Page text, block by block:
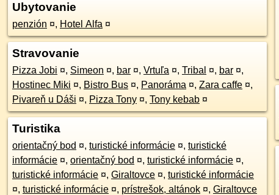
Ubytovanie
penzión ¤, Hotel Alfa ¤
Stravovanie
Pizza Jobi ¤, Simeon ¤, bar ¤, Vrtuľa ¤, Tribal ¤, bar ¤,
Hostinec Miki ¤, Bistro Bus ¤, Panoráma ¤, Zara caffe ¤,
Pivareň u Dáši ¤, Pizza Tony ¤, Tony kebab ¤
Turistika
orientačný bod ¤, turistické informácie ¤, turistické
informácie ¤, orientačný bod ¤, turistické informácie ¤,
turistické informácie ¤, Giraltovce ¤, turistické informácie
¤, turistické informácie ¤, prístrešok, altánok ¤, Giraltovce